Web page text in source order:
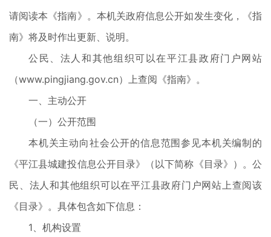
请阅读本《指南》。本机关政府信息公开如发生变化，《指
南》将及时作出更新、说明。
公民、法人和其他组织可以在平江县政府门户网站
（www.pingjiang.gov.cn）上查阅《指南》。
一、主动公开
（一）公开范围
本机关主动向社会公开的信息范围参见本机关编制的
《平江县城建投信息公开目录》（以下简称《目录》）。公
民、法人和其他组织可以在平江县政府门户网站上查阅该
《目录》。具体包含如下信息：
1、机构设置